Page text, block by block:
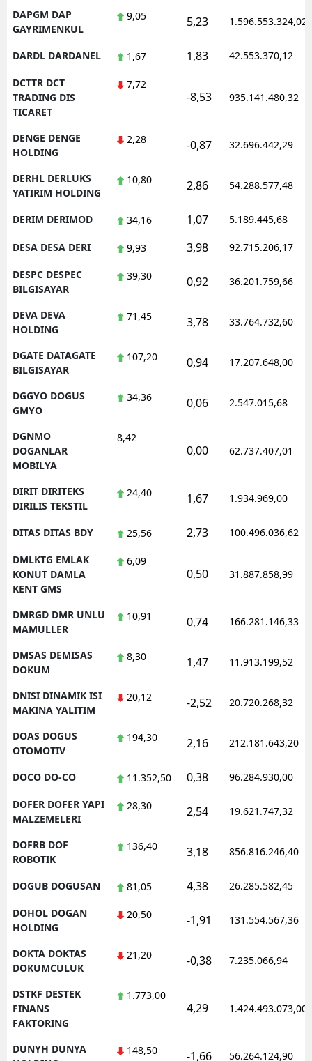
DAPGM DAP
GAYRIMENKUL
9,05 5,23 1.596.553.324,02
DARDL DARDANEL 1,67 1,83 42.553.370,12
DCTTR DCT
TRADING DIS
TICARET
7,72
-8,53 935.141.480,32
DENGE DENGE
HOLDING
2,28 -0,87 32.696.442,29
DERHL DERLUKS
YATIRIM HOLDING
10,80 2,86 54.288.577,48
DERIM DERIMOD 34,16 1,07 5.189.445,68
DESA DESA DERI 9,93 3,98 92.715.206,17
DESPC DESPEC
BILGISAYAR
39,30 0,92 36.201.759,66
DEVA DEVA
HOLDING
71,45 3,78 33.764.732,60
DGATE DATAGATE
BILGISAYAR
107,20 0,94 17.207.648,00
DGGYO DOGUS
GMYO
34,36 0,06 2.547.015,68
DGNMO
DOGANLAR
MOBILYA
8,42
0,00 62.737.407,01
DIRIT DIRITEKS
DIRILIS TEKSTIL
24,40 1,67 1.934.969,00
DITAS DITAS BDY 25,56 2,73 100.496.036,62
DMLKTG EMLAK
KONUT DAMLA
KENT GMS
6,09
0,50 31.887.858,99
DMRGD DMR UNLU
MAMULLER
10,91 0,74 166.281.146,33
DMSAS DEMISAS
DOKUM
8,30 1,47 11.913.199,52
DNISI DINAMIK ISI
MAKINA YALITIM
20,12 -2,52 20.720.268,32
DOAS DOGUS
OTOMOTIV
194,30 2,16 212.181.643,20
DOCO DO-CO 11.352,50 0,38 96.284.930,00
DOFER DOFER YAPI
MALZEMELERI
28,30 2,54 19.621.747,32
DOFRB DOF
ROBOTIK
136,40 3,18 856.816.246,40
DOGUB DOGUSAN 81,05 4,38 26.285.582,45
DOHOL DOGAN
HOLDING
20,50 -1,91 131.554.567,36
DOKTA DOKTAS
DOKUMCULUK
21,20 -0,38 7.235.066,94
DSTKF DESTEK
FINANS
FAKTORING
1.773,00
4,29 1.424.493.073,00
DUNYH DUNYA
148,50 -1,66 56.264.124,90